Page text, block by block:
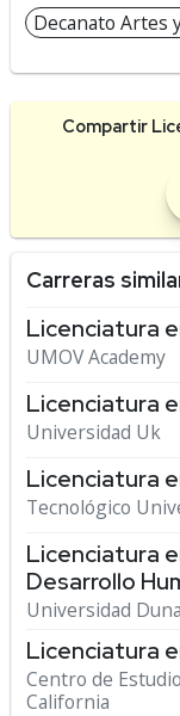
Decanato Artes
Compartir
Carreras
Licenciatura
UMOV Academy
Licenciatura
Universidad Uk
Licenciatura
Tecnológico
Licenciatura
Desarrollo
Universidad
Licenciatura
Centro de
California